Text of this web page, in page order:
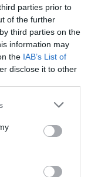
parties prior to
of the further
third parties on the
information may
the IAB’s List of
disclose it to other
σε σκηνοθεσία
Ιουλίου 2022